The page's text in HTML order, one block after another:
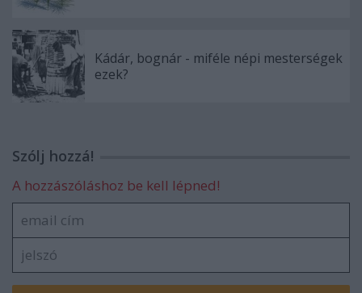
Kádár, bognár - miféle népi mesterségek
ezek?
Szólj hozzá!
A hozzászóláshoz be kell lépned!